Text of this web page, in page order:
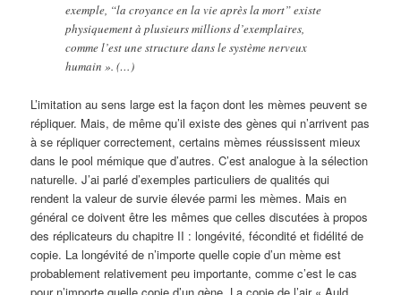
exemple, “la croyance en la vie après la mort” existe
physiquement à plusieurs millions d’exemplaires,
comme l’est une structure dans le système nerveux
humain ». (…)
L’imitation au sens large est la façon dont les mèmes peuvent se
répliquer. Mais, de même qu’il existe des gènes qui n’arrivent pas
à se répliquer correctement, certains mèmes réussissent mieux
dans le pool mémique que d’autres. C’est analogue à la sélection
naturelle. J’ai parlé d’exemples particuliers de qualités qui
rendent la valeur de survie élevée parmi les mèmes. Mais en
général ce doivent être les mêmes que celles discutées à propos
des réplicateurs du chapitre II : longévité, fécondité et fidélité de
copie. La longévité de n’importe quelle copie d’un mème est
probablement relativement peu importante, comme c’est le cas